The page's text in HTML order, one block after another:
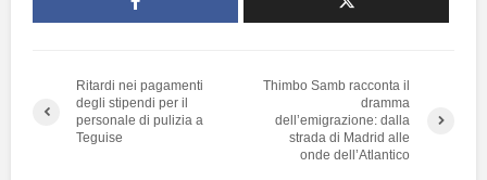
Ritardi nei pagamenti
degli stipendi per il
personale di pulizia a
Teguise
Thimbo Samb racconta il
dramma
dell’emigrazione: dalla
strada di Madrid alle
onde dell’Atlantico